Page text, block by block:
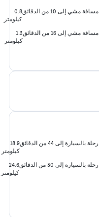
مسافة مشي إلى 10 من الدقائق
0.8
كيلومتر
مسافة مشي إلى 16 من الدقائق
1.3
كيلومتر
رحلة بالسيارة إلى 44 من الدقائق
18.9
كيلومتر
رحلة بالسيارة إلى 30 من الدقائق
24.6
كيلومتر